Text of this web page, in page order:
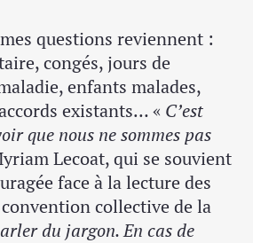
questions reviennent :
congés, jours de
enfants malades,
existants… « C’est
que nous ne sommes pas
Lecoat, qui se souvient
face à la lecture des
convention collective de la
du jargon. En cas de